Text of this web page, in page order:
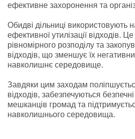
ефективне захоронення та
Обидві дільниці використовують
ефективної утилізації відходів.
рівномірного розподілу та
відходів, що зменшує їх
навколишнє середовище.
Завдяки цим заходам
відходів, забезпечуються
мешканців громад та
навколишнього середовища.